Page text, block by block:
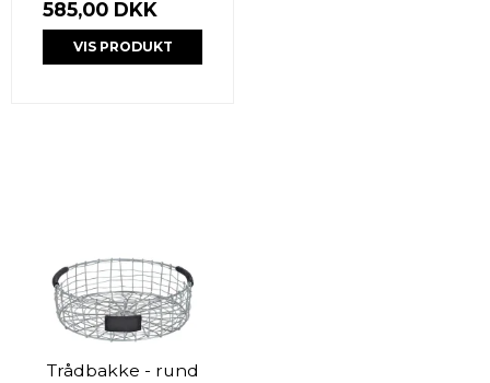
585,00 DKK
VIS PRODUKT
Trådbakke - rund